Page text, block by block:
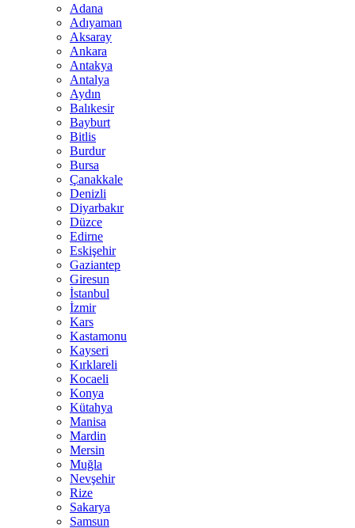
Adana
Adıyaman
Aksaray
Ankara
Antakya
Antalya
Aydın
Balıkesir
Bayburt
Bitlis
Burdur
Bursa
Çanakkale
Denizli
Diyarbakır
Düzce
Edirne
Eskişehir
Gaziantep
Giresun
İstanbul
İzmir
Kars
Kastamonu
Kayseri
Kırklareli
Kocaeli
Konya
Kütahya
Manisa
Mardin
Mersin
Muğla
Nevşehir
Rize
Sakarya
Samsun